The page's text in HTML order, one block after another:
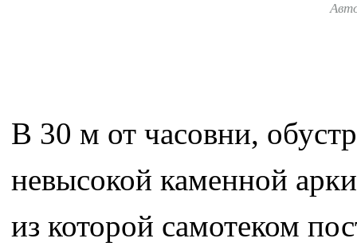
В 30 м от часовни,
невысокой каменной
из которой самотеком